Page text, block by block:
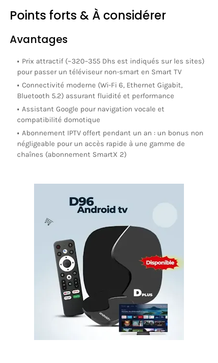
Points forts & À considérer
Avantages
Prix attractif (~320–355 Dhs est indiqués sur les sites)
pour passer un téléviseur non-smart en Smart TV
Connectivité moderne (Wi-Fi 6, Ethernet Gigabit,
Bluetooth 5.2) assurant fluidité et performance
Assistant Google pour navigation vocale et
compatibilité domotique
Abonnement IPTV offert pendant un an : un bonus non
négligeable pour un accès rapide à une gamme de
chaînes (abonnement SmartX 2)